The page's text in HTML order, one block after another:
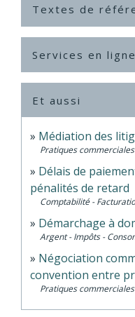
Textes de
Services en
Et aussi
Médiation des
Pratiques commerciales
Délais de
pénalités de retard
Comptabilité -
Démarchage à
Argent - Impôts -
Négociation
convention entre
Pratiques commerciales